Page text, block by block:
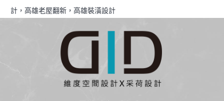
計，高雄老屋翻新，高雄裝潢設計